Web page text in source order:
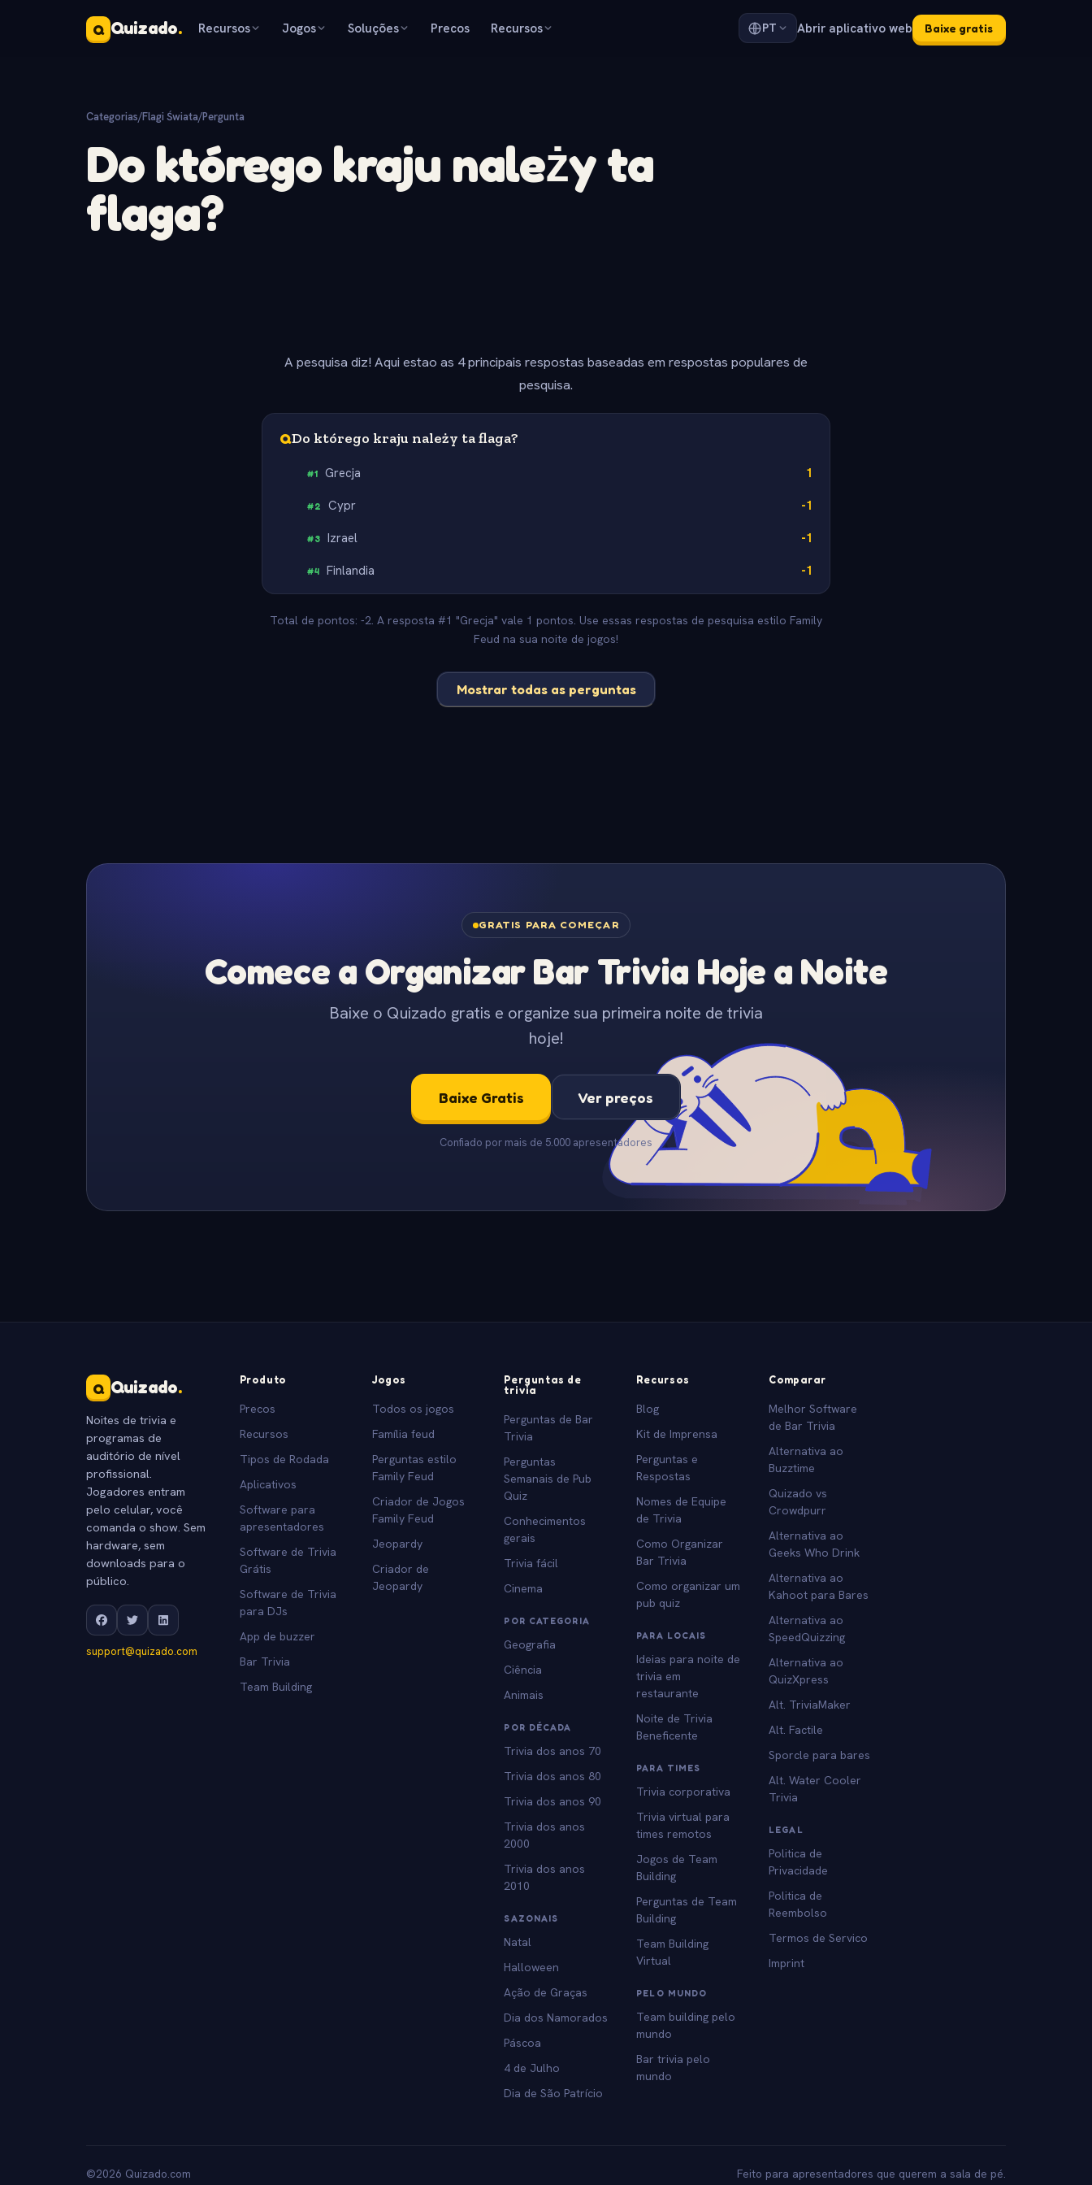
Q Quizado. Recursos Jogos Soluções Precos Recursos PT Abrir aplicativo web Baixe gratis
Categorias/Flagi Świata/Pergunta
Do którego kraju należy ta
flaga?
A pesquisa diz! Aqui estao as 4 principais respostas baseadas em respostas populares de
pesquisa.
QDo którego kraju należy ta flaga?
#1 Grecja 1
#2 Cypr -1
#3 Izrael -1
#4 Finlandia -1
Total de pontos: -2. A resposta #1 "Grecja" vale 1 pontos. Use essas respostas de pesquisa estilo Family
Feud na sua noite de jogos!
Mostrar todas as perguntas
GRATIS PARA COMEÇAR
Comece a Organizar Bar Trivia Hoje a Noite
Baixe o Quizado gratis e organize sua primeira noite de trivia
hoje!
Baixe Gratis Ver preços
Confiado por mais de 5.000 apresentadores
Q Quizado.
Noites de trivia e
programas de
auditório de nível
profissional.
Jogadores entram
pelo celular, você
comanda o show. Sem
hardware, sem
downloads para o
público.
support@quizado.com
Produto
Precos
Recursos
Tipos de Rodada
Aplicativos
Software para
apresentadores
Software de Trivia
Grátis
Software de Trivia
para DJs
App de buzzer
Bar Trivia
Team Building
Jogos
Todos os jogos
Família feud
Perguntas estilo
Family Feud
Criador de Jogos
Family Feud
Jeopardy
Criador de
Jeopardy
Perguntas de
trivia
Perguntas de Bar
Trivia
Perguntas
Semanais de Pub
Quiz
Conhecimentos
gerais
Trivia fácil
Cinema
POR CATEGORIA
Geografia
Ciência
Animais
POR DÉCADA
Trivia dos anos 70
Trivia dos anos 80
Trivia dos anos 90
Trivia dos anos
2000
Trivia dos anos
2010
SAZONAIS
Natal
Halloween
Ação de Graças
Dia dos Namorados
Páscoa
4 de Julho
Dia de São Patrício
Recursos
Blog
Kit de Imprensa
Perguntas e
Respostas
Nomes de Equipe
de Trivia
Como Organizar
Bar Trivia
Como organizar um
pub quiz
PARA LOCAIS
Ideias para noite de
trivia em
restaurante
Noite de Trivia
Beneficente
PARA TIMES
Trivia corporativa
Trivia virtual para
times remotos
Jogos de Team
Building
Perguntas de Team
Building
Team Building
Virtual
PELO MUNDO
Team building pelo
mundo
Bar trivia pelo
mundo
Comparar
Melhor Software
de Bar Trivia
Alternativa ao
Buzztime
Quizado vs
Crowdpurr
Alternativa ao
Geeks Who Drink
Alternativa ao
Kahoot para Bares
Alternativa ao
SpeedQuizzing
Alternativa ao
QuizXpress
Alt. TriviaMaker
Alt. Factile
Sporcle para bares
Alt. Water Cooler
Trivia
LEGAL
Politica de
Privacidade
Politica de
Reembolso
Termos de Servico
Imprint
©2026 Quizado.com Feito para apresentadores que querem a sala de pé.